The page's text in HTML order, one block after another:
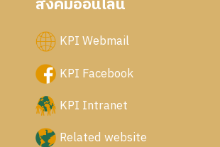
KPI Webmail
KPI Facebook
KPI Intranet
Related website